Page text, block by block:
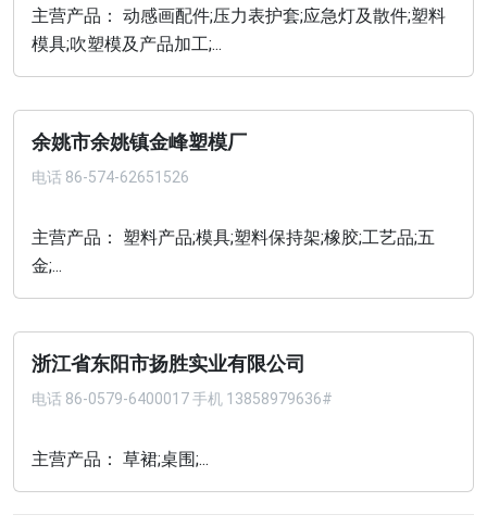
主营产品： 动感画配件;压力表护套;应急灯及散件;塑料
模具;吹塑模及产品加工;...
余姚市余姚镇金峰塑模厂
电话 86-574-62651526
主营产品： 塑料产品;模具;塑料保持架;橡胶;工艺品;五
金;...
浙江省东阳市扬胜实业有限公司
电话 86-0579-6400017 手机 13858979636#
主营产品： 草裙;桌围;...